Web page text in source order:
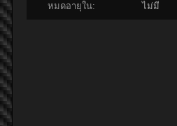
หมดอายุใน: ไม่มี